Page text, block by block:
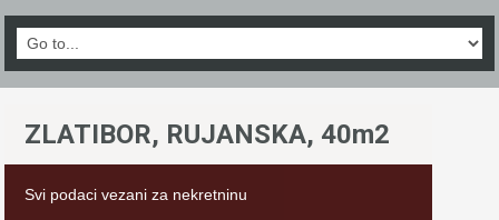
ZLATIBOR, RUJANSKA, 40m2
Svi podaci vezani za nekretninu